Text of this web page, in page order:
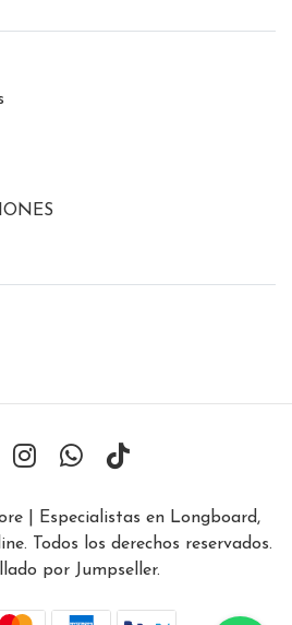
| Especialistas en Longboard,
Todos los derechos reservados.
por Jumpseller.